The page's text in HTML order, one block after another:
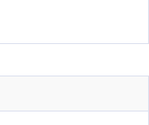
ya fue